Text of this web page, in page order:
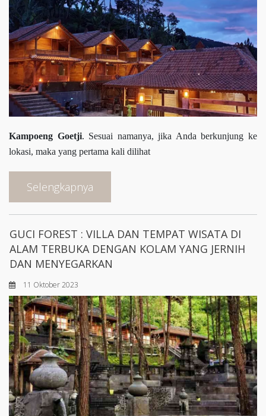
Kampoeng Goetji. Sesuai namanya, jika Anda berkunjung ke
lokasi, maka yang pertama kali dilihat
Selengkapnya
GUCI FOREST : VILLA DAN TEMPAT WISATA DI
ALAM TERBUKA DENGAN KOLAM YANG JERNIH
DAN MENYEGARKAN
11 Oktober 2023